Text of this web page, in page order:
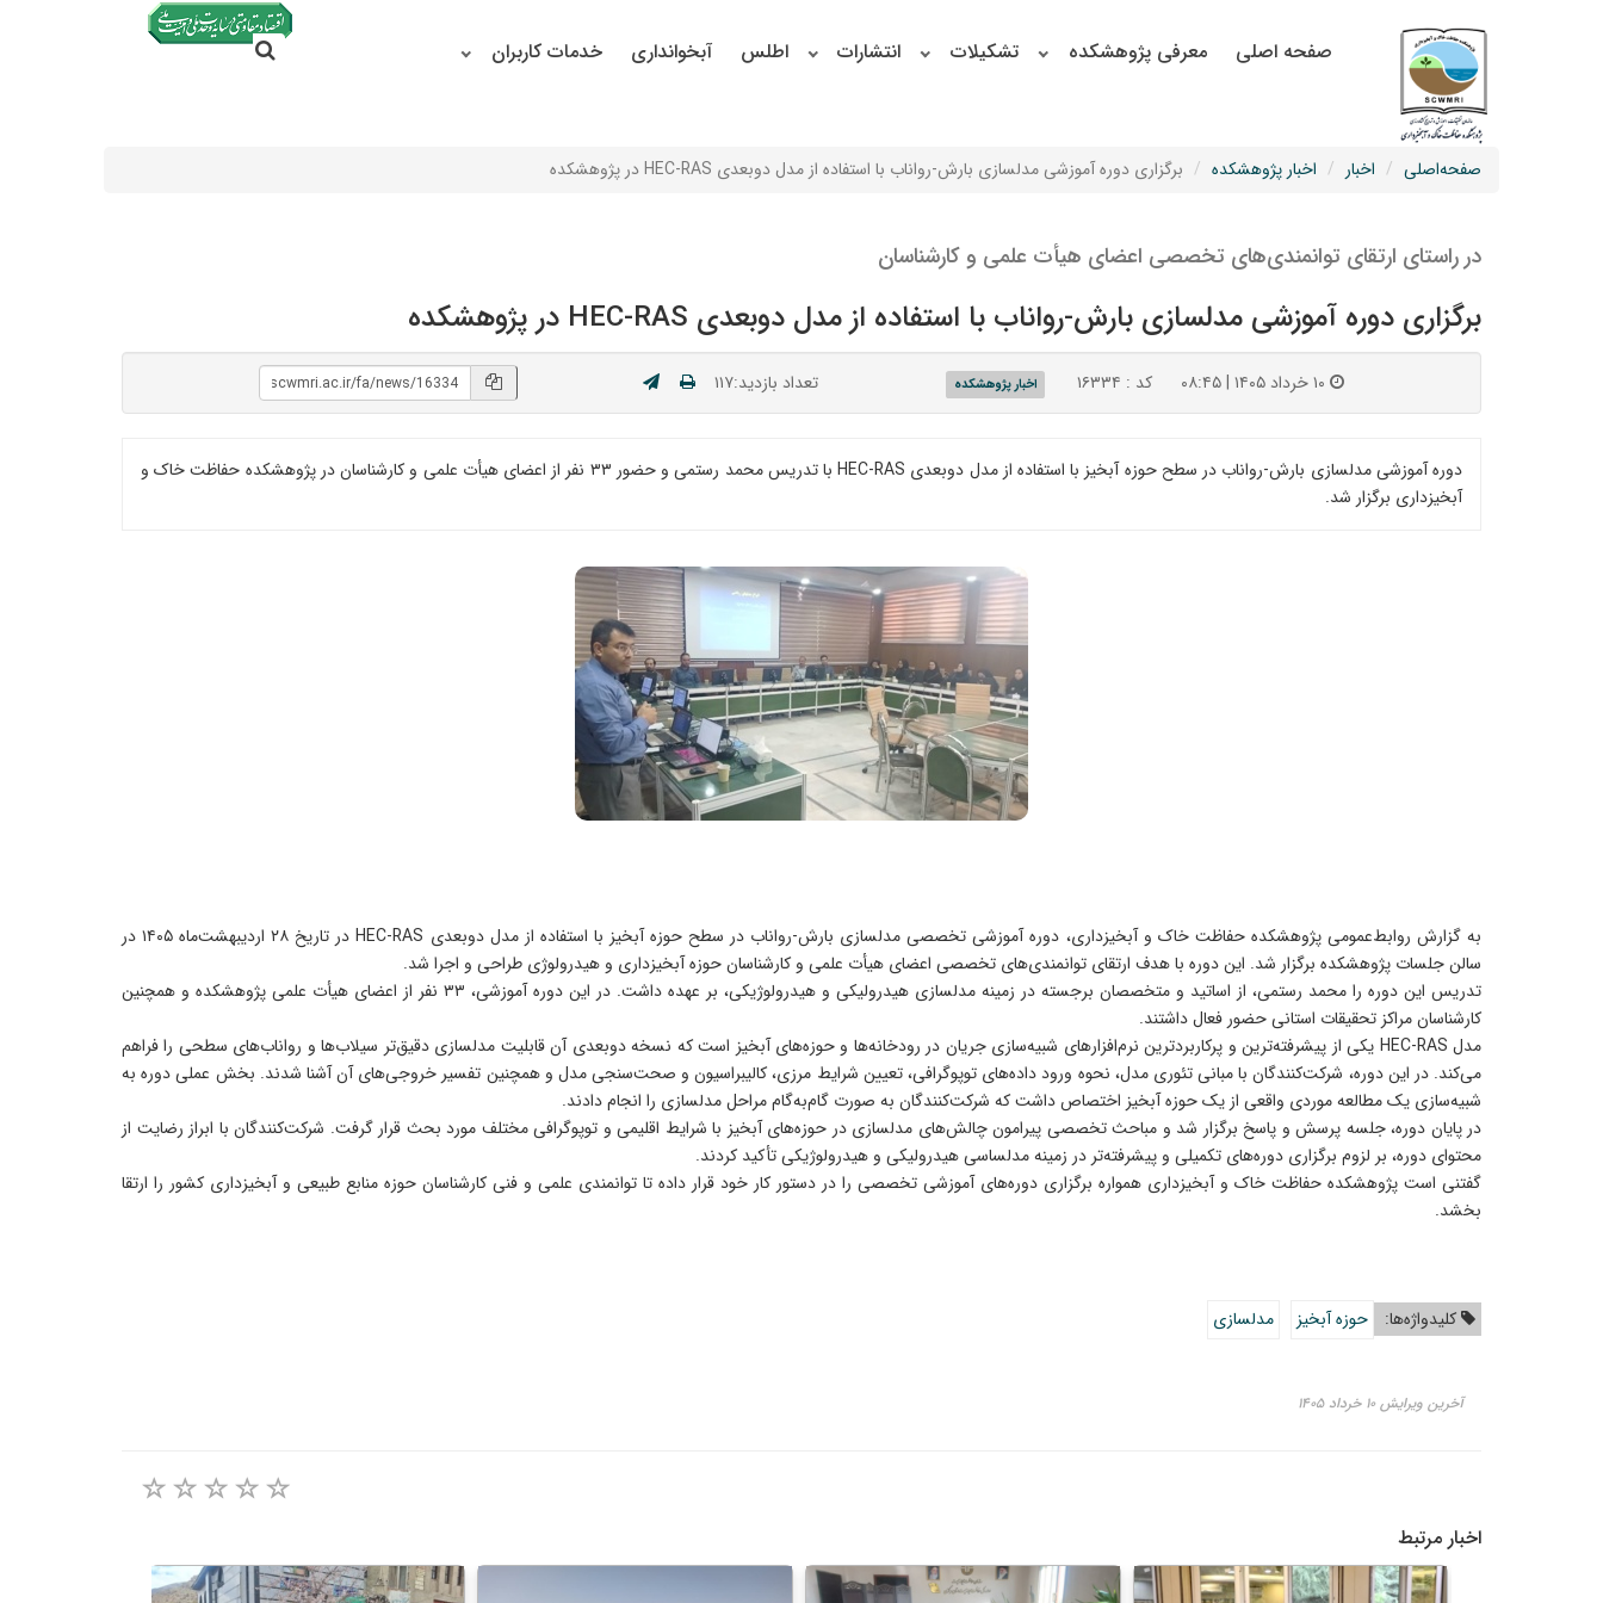
صفحه اصلی معرفی پژوهشکده تشکیلات انتشارات اطلس آبخوانداری خدمات کاربران جستجو
جستجو در سایت
صفحه‌اصلی اخبار اخبار پژوهشکده برگزاری دوره آموزشی مدلسازی بارش-رواناب با استفاده از مدل دوبعدی HEC-RAS در پژوهشکده
در راستای ارتقای توانمندی‌های تخصصی اعضای هیأت علمی و کارشناسان
برگزاری دوره آموزشی مدلسازی بارش-رواناب با استفاده از مدل دوبعدی HEC-RAS در پژوهشکده
کد : ۱۶۳۳۴ اخبار پژوهشکده تعداد بازدید:۱۱۷
دوره آموزشی مدلسازی بارش-رواناب در سطح حوزه آبخیز با استفاده از مدل دوبعدی HEC-RAS با تدریس محمد رستمی و حضور ۳۳ نفر از اعضای هیأت علمی و کارشناسان در پژوهشکده حفاظت خاک و
آبخیزداری برگزار شد.
به گزارش روابط‌عمومی پژوهشکده حفاظت خاک و آبخیزداری، دوره آموزشی تخصصی مدلسازی بارش-رواناب در سطح حوزه آبخیز با استفاده از مدل دوبعدی HEC-RAS در تاریخ ۲۸ اردیبهشت‌ماه ۱۴۰۵ در
سالن جلسات پژوهشکده برگزار شد. این دوره با هدف ارتقای توانمندی‌های تخصصی اعضای هیأت علمی و کارشناسان حوزه آبخیزداری و هیدرولوژی طراحی و اجرا شد.
تدریس این دوره را محمد رستمی، از اساتید و متخصصان برجسته در زمینه مدلسازی هیدرولیکی و هیدرولوژیکی، بر عهده داشت. در این دوره آموزشی، ۳۳ نفر از اعضای هیأت علمی پژوهشکده و همچنین
کارشناسان مراکز تحقیقات استانی حضور فعال داشتند.
مدل HEC-RAS یکی از پیشرفته‌ترین و پرکاربردترین نرم‌افزارهای شبیه‌سازی جریان در رودخانه‌ها و حوزه‌های آبخیز است که نسخه دوبعدی آن قابلیت مدلسازی دقیق‌تر سیلاب‌ها و رواناب‌های سطحی را فراهم
می‌کند. در این دوره، شرکت‌کنندگان با مبانی تئوری مدل، نحوه ورود داده‌های توپوگرافی، تعیین شرایط مرزی، کالیبراسیون و صحت‌سنجی مدل و همچنین تفسیر خروجی‌های آن آشنا شدند. بخش عملی دوره به
شبیه‌سازی یک مطالعه موردی واقعی از یک حوزه آبخیز اختصاص داشت که شرکت‌کنندگان به صورت گام‌به‌گام مراحل مدلسازی را انجام دادند.
در پایان دوره، جلسه پرسش و پاسخ برگزار شد و مباحث تخصصی پیرامون چالش‌های مدلسازی در حوزه‌های آبخیز با شرایط اقلیمی و توپوگرافی مختلف مورد بحث قرار گرفت. شرکت‌کنندگان با ابراز رضایت از
محتوای دوره، بر لزوم برگزاری دوره‌های تکمیلی و پیشرفته‌تر در زمینه مدلساسی هیدرولیکی و هیدرولوژیکی تأکید کردند.
گفتنی است پژوهشکده حفاظت خاک و آبخیزداری همواره برگزاری دوره‌های آموزشی تخصصی را در دستور کار خود قرار داده تا توانمندی علمی و فنی کارشناسان حوزه منابع طبیعی و آبخیزداری کشور را ارتقا
بخشد.
کلیدواژه‌ها: حوزه آبخیز مدلسازی
آخرین ویرایش ۱۰ خرداد ۱۴۰۵
اخبار مرتبط